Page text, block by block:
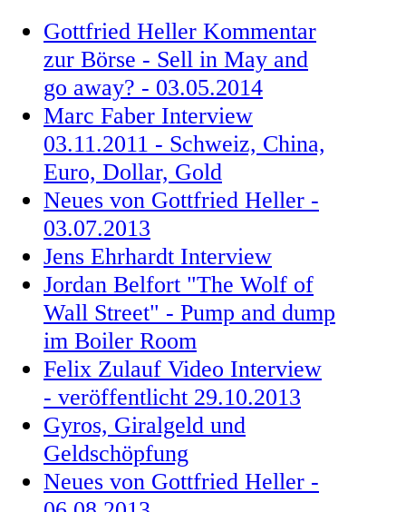
Gottfried Heller Kommentar
zur Börse - Sell in May and
go away? - 03.05.2014
Marc Faber Interview
03.11.2011 - Schweiz, China,
Euro, Dollar, Gold
Neues von Gottfried Heller -
03.07.2013
Jens Ehrhardt Interview
Jordan Belfort "The Wolf of
Wall Street" - Pump and dump
im Boiler Room
Felix Zulauf Video Interview
- veröffentlicht 29.10.2013
Gyros, Giralgeld und
Geldschöpfung
Neues von Gottfried Heller -